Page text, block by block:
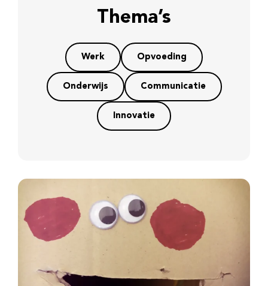
Thema’s
Werk Opvoeding
Onderwijs Communicatie
Innovatie